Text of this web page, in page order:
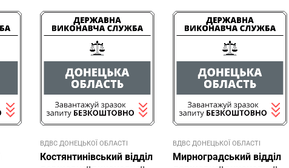
ВДВС ДОНЕЦЬКОЇ ОБЛАСТI
Костянтинівський відділ
ВДВС ДОНЕЦЬКОЇ ОБЛАСТI
Мирноградський відділ